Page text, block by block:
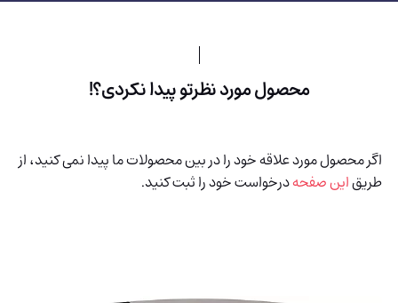
محصول مورد نظرتو پیدا نکردی؟!
اگر محصول مورد علاقه خود را در بین محصولات ما پیدا نمی کنید، از
طریقاین صفحهدرخواست خود را ثبت کنید.